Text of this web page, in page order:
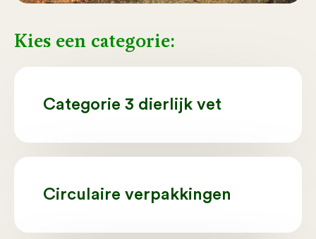
Kies een categorie:
Categorie 3 dierlijk vet
Circulaire verpakkingen